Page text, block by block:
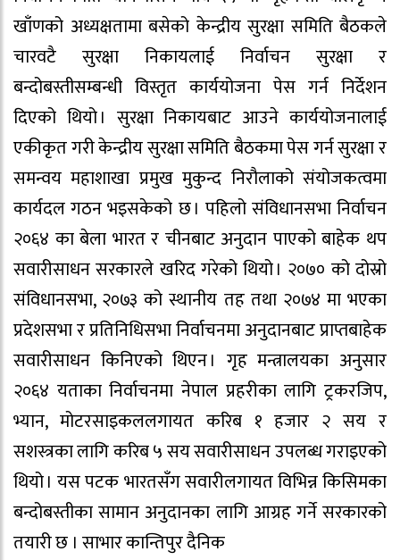
खाँणको अध्यक्षतामा बसेको केन्द्रीय सुरक्षा समिति बैठकले
चारवटै सुरक्षा निकायलाई निर्वाचन सुरक्षा र
बन्दोबस्तीसम्बन्धी विस्तृत कार्ययोजना पेस गर्न निर्देशन
दिएको थियो । सुरक्षा निकायबाट आउने कार्ययोजनालाई
एकीकृत गरी केन्द्रीय सुरक्षा समिति बैठकमा पेस गर्न सुरक्षा र
समन्वय महाशाखा प्रमुख मुकुन्द निरौलाको संयोजकत्वमा
कार्यदल गठन भइसकेको छ । पहिलो संविधानसभा निर्वाचन
२०६४ का बेला भारत र चीनबाट अनुदान पाएको बाहेक थप
सवारीसाधन सरकारले खरिद गरेको थियो । २०७० को दोस्रो
संविधानसभा, २०७३ को स्थानीय तह तथा २०७४ मा भएका
प्रदेशसभा र प्रतिनिधिसभा निर्वाचनमा अनुदानबाट प्राप्तबाहेक
सवारीसाधन किनिएको थिएन । गृह मन्त्रालयका अनुसार
२०६४ यताका निर्वाचनमा नेपाल प्रहरीका लागि ट्रकरजिप,
भ्यान, मोटरसाइकललगायत करिब १ हजार २ सय र
सशस्त्रका लागि करिब ५ सय सवारीसाधन उपलब्ध गराइएको
थियो । यस पटक भारतसँग सवारीलगायत विभिन्न किसिमका
बन्दोबस्तीका सामान अनुदानका लागि आग्रह गर्ने सरकारको
तयारी छ । साभार कान्तिपुर दैनिक